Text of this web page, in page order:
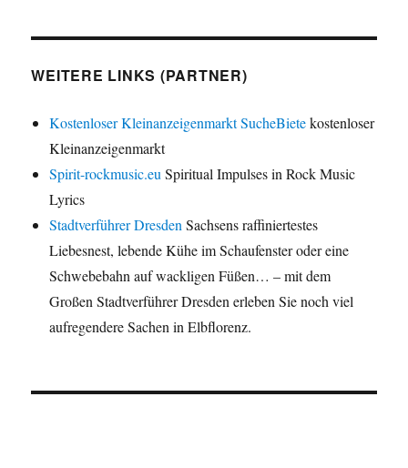
WEITERE LINKS (PARTNER)
Kostenloser Kleinanzeigenmarkt SucheBietekostenloser
Kleinanzeigenmarkt
Spirit-rockmusic.euSpiritual Impulses in Rock Music
Lyrics
Stadtverführer DresdenSachsens raffiniertestes
Liebesnest, lebende Kühe im Schaufenster oder eine
Schwebebahn auf wackligen Füßen… – mit dem
Großen Stadtverführer Dresden erleben Sie noch viel
aufregendere Sachen in Elbflorenz.